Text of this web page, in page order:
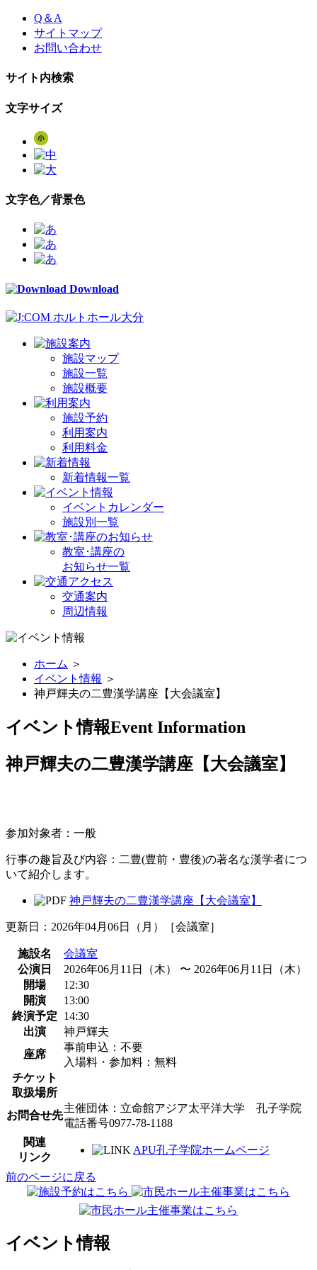
Skip
content
Q＆A
サイトマップ
お問い合わせ
サイト内検索
文字サイズ
文字色／背景色
Download
施設マップ
施設一覧
施設概要
施設予約
利用案内
利用料金
新着情報一覧
イベントカレンダー
施設別一覧
教室･講座の
お知らせ一覧
交通案内
周辺情報
ホーム ＞
イベント情報 ＞
神戸輝夫の二豊漢学講座【大会議室】
イベント情報Event Information
神戸輝夫の二豊漢学講座【大会議室】
参加対象者：一般
行事の趣旨及び内容：二豊(豊前・豊後)の著名な漢学者につ
いて紹介します。
神戸輝夫の二豊漢学講座【大会議室】
更新日：2026年04月06日（月）［会議室］
施設名
会議室
公演日
2026年06月11日（木） 〜 2026年06月11日（木）
開場
12:30
開演
13:00
終演予定
14:30
出演
神戸輝夫
座席
事前申込：不要
入場料・参加料：無料
チケット
取扱場所
お問合せ先
主催団体：立命館アジア太平洋大学 孔子学院
電話番号0977-78-1188
関連
リンク
APU孔子学院ホームページ
前のページに戻る
イベント情報